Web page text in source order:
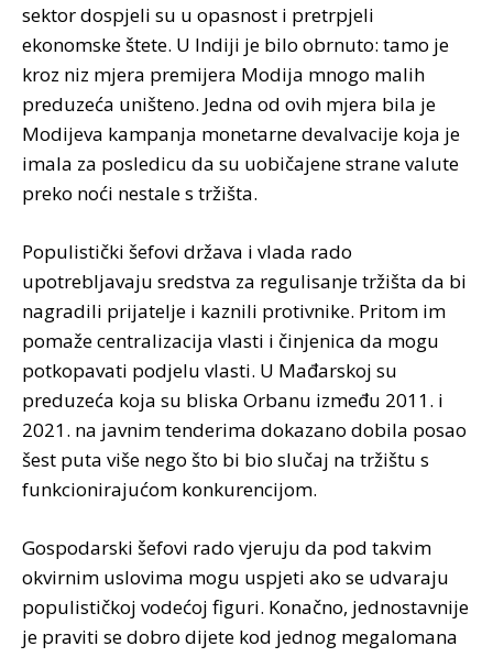
sektor dospjeli su u opasnost i pretrpjeli
ekonomske štete. U Indiji je bilo obrnuto: tamo je
kroz niz mjera premijera Modija mnogo malih
preduzeća uništeno. Jedna od ovih mjera bila je
Modijeva kampanja monetarne devalvacije koja je
imala za posledicu da su uobičajene strane valute
preko noći nestale s tržišta.
Populistički šefovi država i vlada rado
upotrebljavaju sredstva za regulisanje tržišta da bi
nagradili prijatelje i kaznili protivnike. Pritom im
pomaže centralizacija vlasti i činjenica da mogu
potkopavati podjelu vlasti. U Mađarskoj su
preduzeća koja su bliska Orbanu između 2011. i
2021. na javnim tenderima dokazano dobila posao
šest puta više nego što bi bio slučaj na tržištu s
funkcionirajućom konkurencijom.
Gospodarski šefovi rado vjeruju da pod takvim
okvirnim uslovima mogu uspjeti ako se udvaraju
populističkoj vodećoj figuri. Konačno, jednostavnije
je praviti se dobro dijete kod jednog megalomana